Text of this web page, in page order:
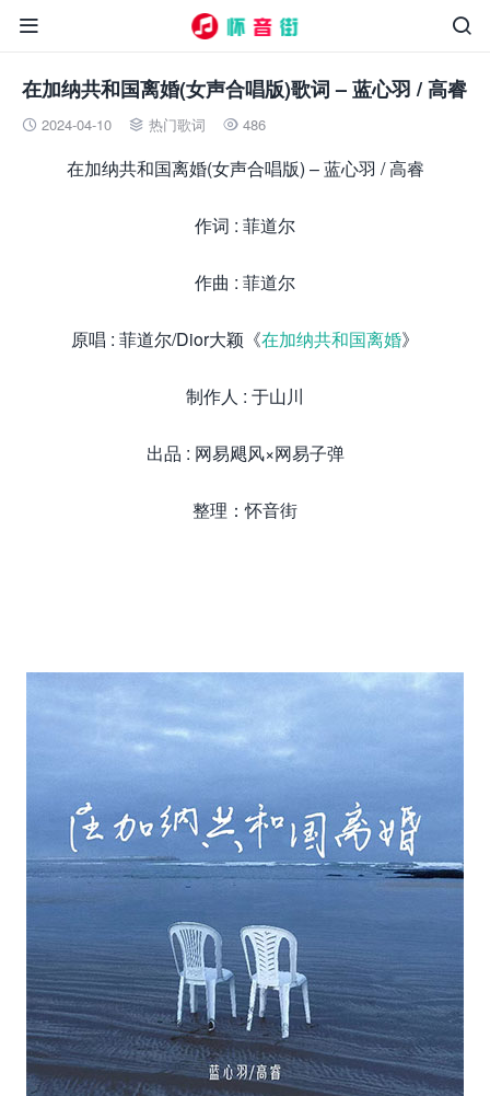


在加纳共和国离婚(女声合唱版)歌词 – 蓝心羽 / 高睿
 2024-04-10  热门歌词  486
在加纳共和国离婚(女声合唱版) – 蓝心羽 / 高睿
作词 : 菲道尔
作曲 : 菲道尔
原唱 : 菲道尔/Dior大颖《在加纳共和国离婚》
制作人 : 于山川
出品 : 网易飓风×网易子弹
整理：怀音街